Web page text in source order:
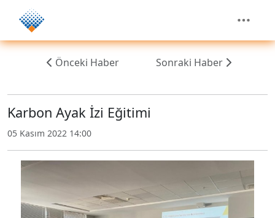
Önceki Haber Sonraki Haber
Karbon Ayak İzi Eğitimi
05 Kasım 2022 14:00